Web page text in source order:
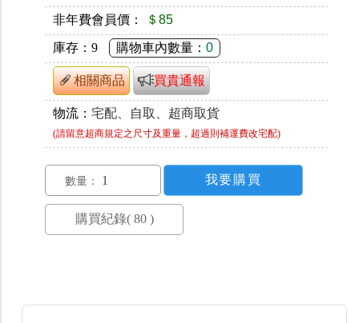
非年費會員價： ＄85
庫存： 9 購物車內數量： 0
相關商品 買貴通報
物流： 宅配、自取、超商取貨
(請留意超商規定之尺寸及重量，超過則補運費改宅配)
數量：